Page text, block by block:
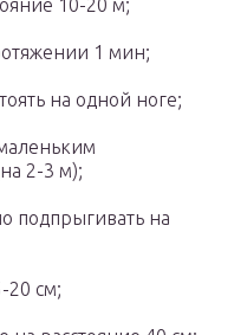
10-20 м;
1 мин;
на одной ноге;
2-3 м);
подпрыгивать на
20 см;